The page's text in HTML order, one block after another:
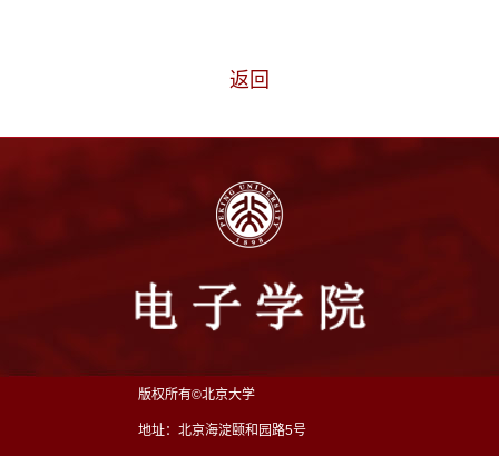
返回
版权所有©北京大学
地址：北京海淀颐和园路5号